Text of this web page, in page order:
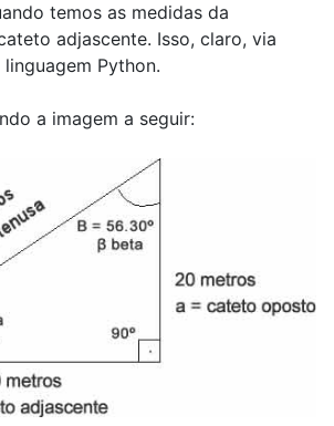
temos as medidas da
adjascente. Isso, claro, via
Python.
a imagem a seguir: